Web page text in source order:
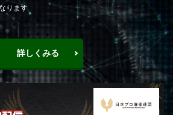
ります
詳しくみる